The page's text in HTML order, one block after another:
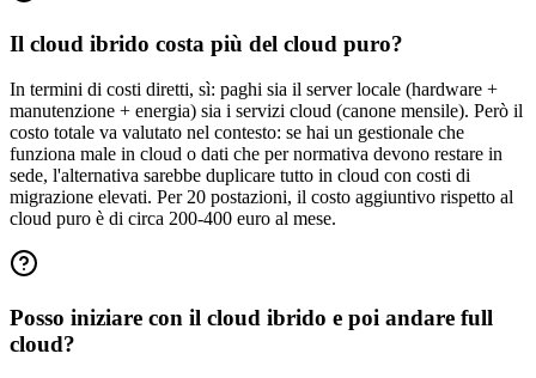
Il cloud ibrido costa più del cloud puro?
In termini di costi diretti, sì: paghi sia il server locale (hardware +
manutenzione + energia) sia i servizi cloud (canone mensile). Però il
costo totale va valutato nel contesto: se hai un gestionale che
funziona male in cloud o dati che per normativa devono restare in
sede, l'alternativa sarebbe duplicare tutto in cloud con costi di
migrazione elevati. Per 20 postazioni, il costo aggiuntivo rispetto al
cloud puro è di circa 200-400 euro al mese.
Posso iniziare con il cloud ibrido e poi andare full
cloud?